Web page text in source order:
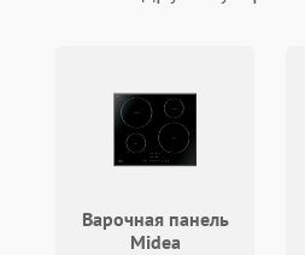
Не завершает программу
Зависает программа
Ошибка на дисплее
Варочная панель
Midea